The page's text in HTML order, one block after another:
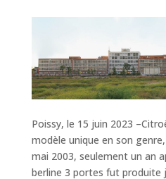
Poissy, le 15 juin 2023
modèle unique en son
mai 2003, seulement un an
berline 3 portes fut produite